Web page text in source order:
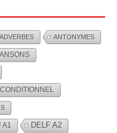
ADVERBES ANTONYMES
CONDITIONNEL
A1 DELF A2